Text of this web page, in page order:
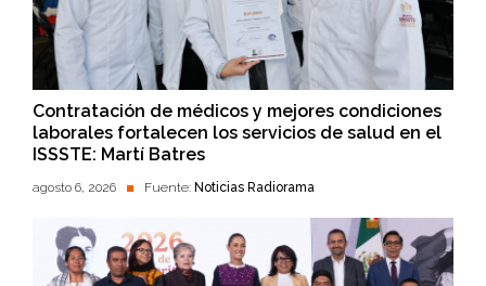
Contratación de médicos y mejores condiciones
laborales fortalecen los servicios de salud en el
ISSSTE: Martí Batres
agosto 6, 2026 Fuente: Noticias Radiorama